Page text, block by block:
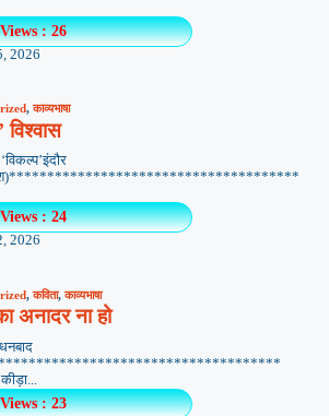
: 26
2026
,काव्यभाषा
विश्वास
: 24
2026
,कविता,काव्यभाषा
अनादर ना हो
: 23